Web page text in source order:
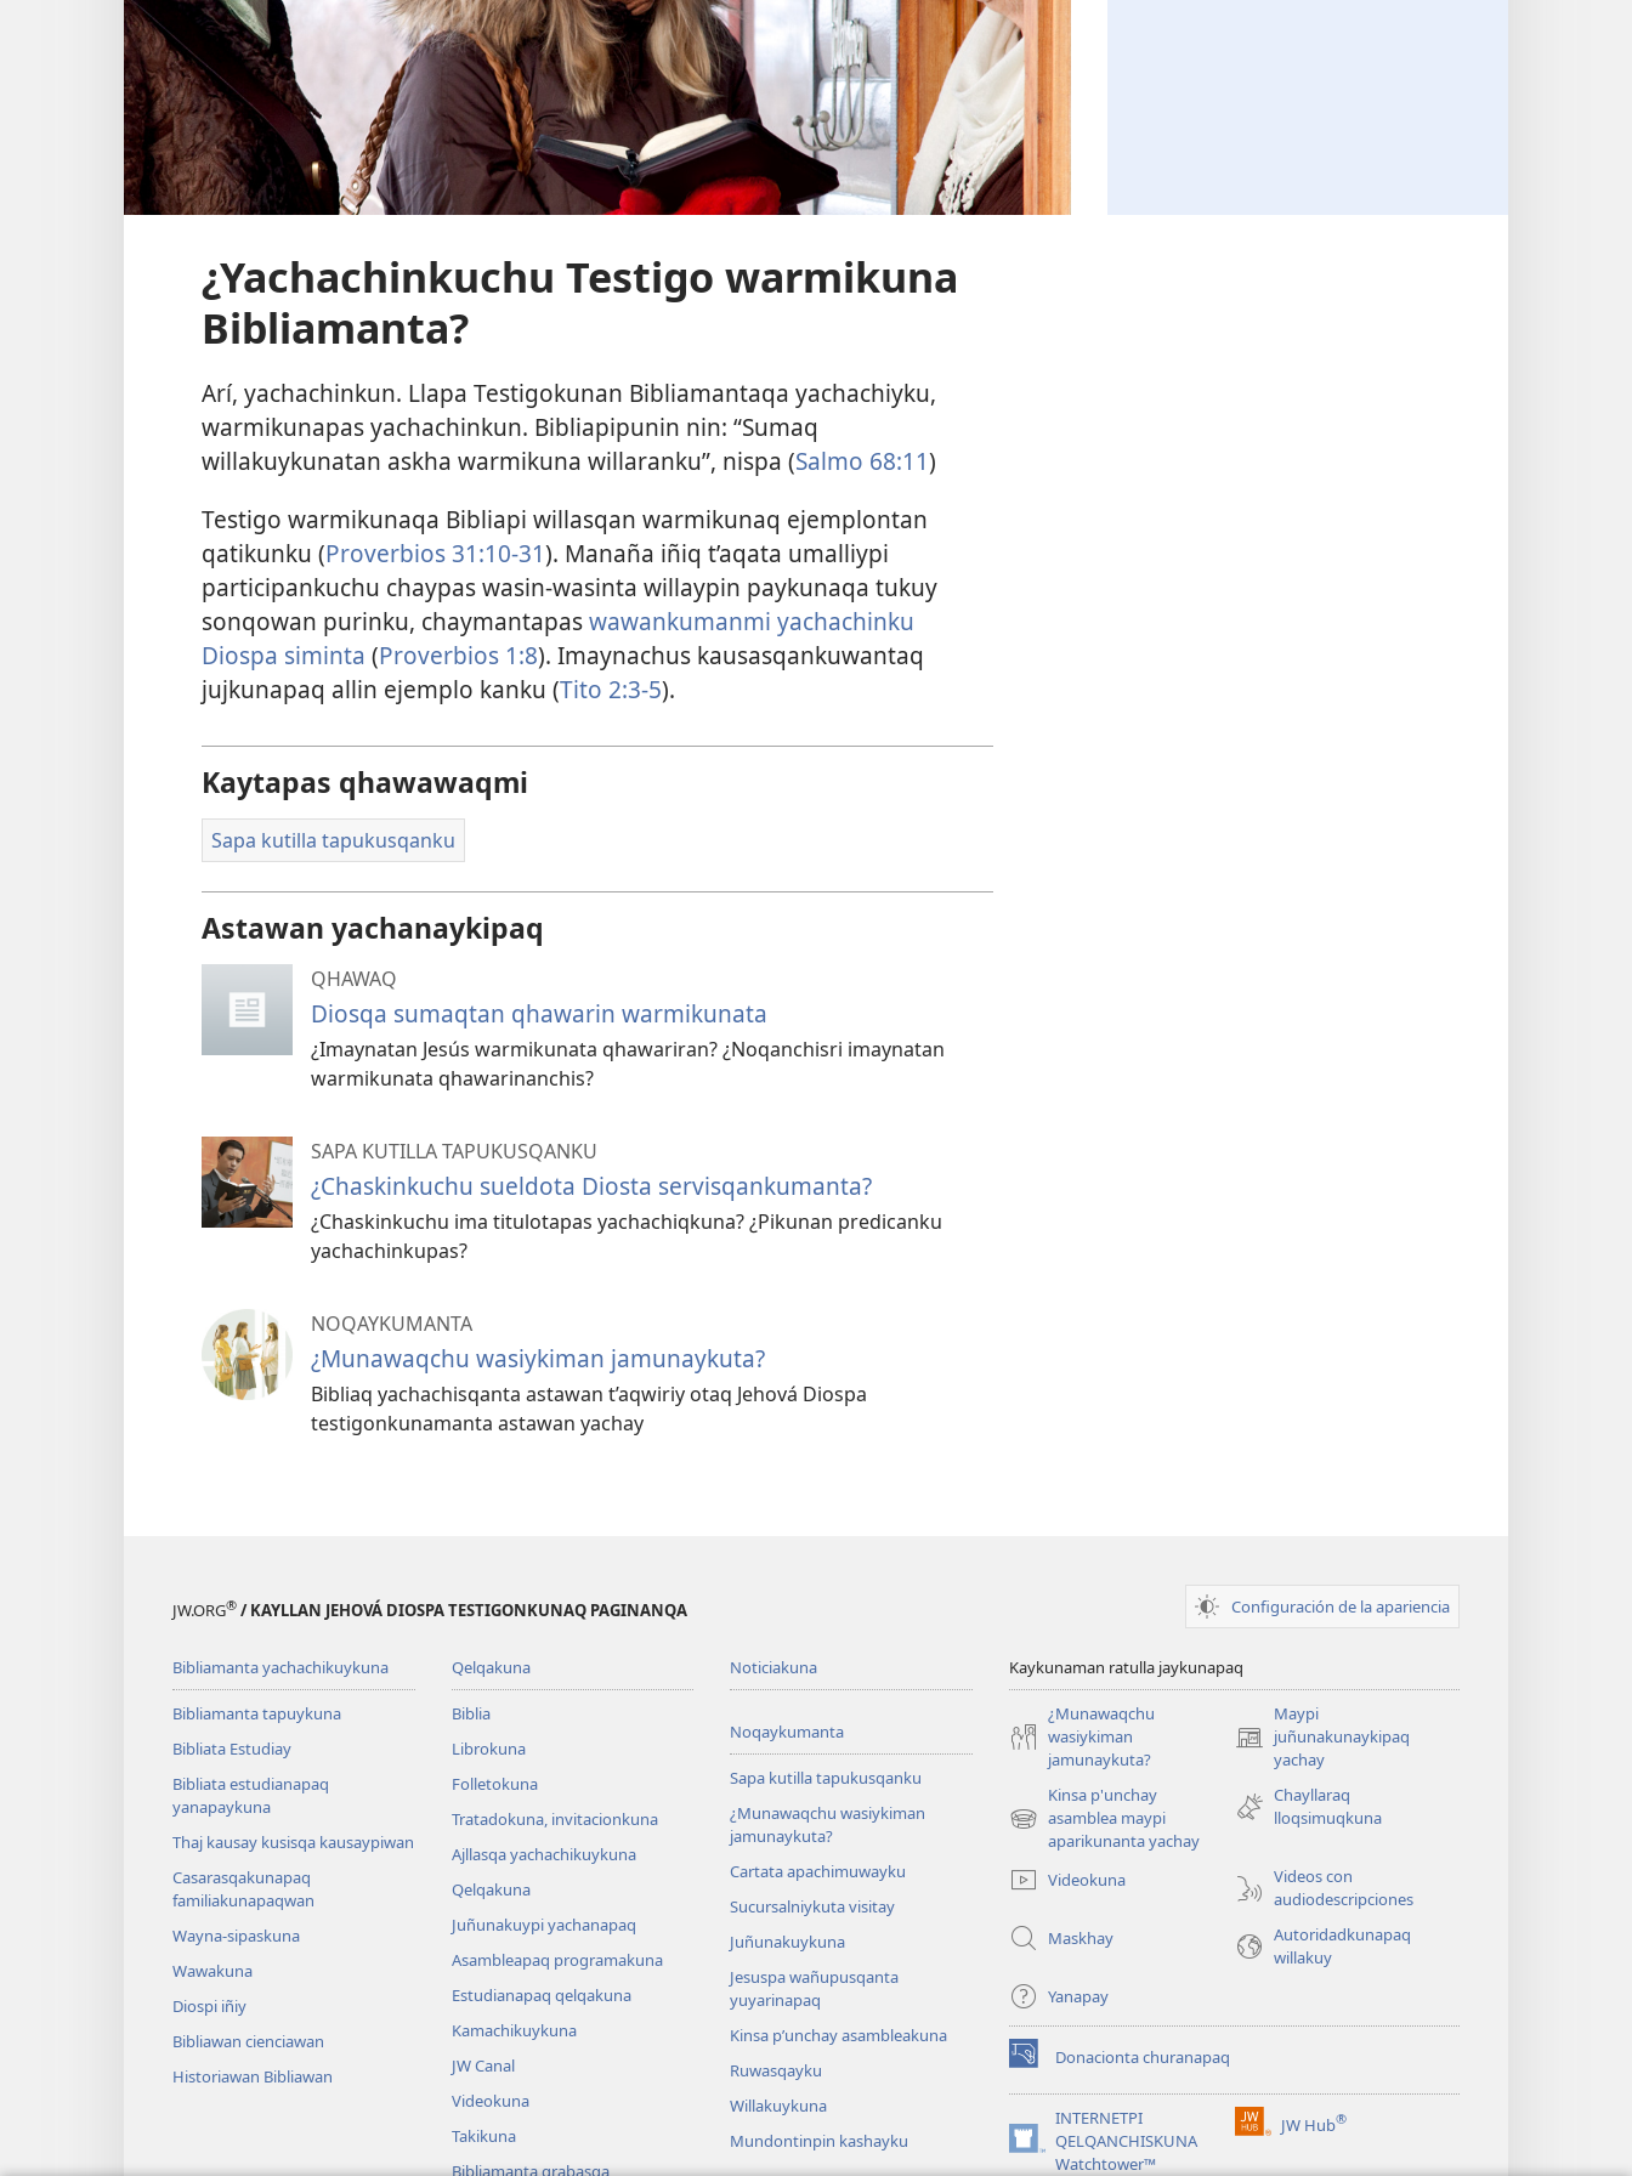
¿Yachachinkuchu Testigo warmikuna
Bibliamanta?
Arí, yachachinkun. Llapa Testigokunan Bibliamantaqa yachachiyku,
warmikunapas yachachinkun. Bibliapipunin nin: “Sumaq
willakuykunatan askha warmikuna willaranku”, nispa (Salmo 68:11)
Testigo warmikunaqa Bibliapi willasqan warmikunaq ejemplontan
qatikunku (Proverbios 31:10-31). Manaña iñiq t’aqata umalliypi
participankuchu chaypas wasin-wasinta willaypin paykunaqa tukuy
sonqowan purinku, chaymantapaswawankumanmi yachachinku
Diospa siminta (Proverbios 1:8). Imaynachus kausasqankuwantaq
jujkunapaq allin ejemplo kanku (Tito 2:3-5).
Kaytapas qhawawaqmi
Sapa kutilla tapukusqanku
Astawan yachanaykipaq
QHAWAQ
Diosqa sumaqtan qhawarin warmikunata
¿Imaynatan Jesús warmikunata qhawariran? ¿Noqanchisri imaynatan
warmikunata qhawarinanchis?
SAPA KUTILLA TAPUKUSQANKU
¿Chaskinkuchu sueldota Diosta servisqankumanta?
¿Chaskinkuchu ima titulotapas yachachiqkuna? ¿Pikunan predicanku
yachachinkupas?
NOQAYKUMANTA
¿Munawaqchu wasiykiman jamunaykuta?
Bibliaq yachachisqanta astawan t’aqwiriy otaq Jehová Diospa
testigonkunamanta astawan yachay
JW.ORG® / KAYLLAN JEHOVÁ DIOSPA TESTIGONKUNAQ PAGINANQA Configuración de la apariencia
Bibliamanta yachachikuykuna
Bibliamanta tapuykuna
Bibliata Estudiay
Bibliata estudianapaq
yanapaykuna
Thaj kausay kusisqa kausaypiwan
Casarasqakunapaq
familiakunapaqwan
Wayna-sipaskuna
Wawakuna
Diospi iñiy
Bibliawan cienciawan
Historiawan Bibliawan
Qelqakuna
Biblia
Librokuna
Folletokuna
Tratadokuna, invitacionkuna
Ajllasqa yachachikuykuna
Qelqakuna
Juñunakuypi yachanapaq
Asambleapaq programakuna
Estudianapaq qelqakuna
Kamachikuykuna
JW Canal
Videokuna
Takikuna
Bibliamanta grabasqa
Noticiakuna
Noqaykumanta
Sapa kutilla tapukusqanku
¿Munawaqchu wasiykiman
jamunaykuta?
Cartata apachimuwayku
Sucursalniykuta visitay
Juñunakuykuna
Jesuspa wañupusqanta
yuyarinapaq
Kinsa p’unchay asambleakuna
Ruwasqayku
Willakuykuna
Mundontinpin kashayku
Kaykunaman ratulla jaykunapaq
¿Munawaqchu
wasiykiman
jamunaykuta?
Maypi
juñunakunaykipaq
yachay
(abre
nueva
ventana)
Kinsa p'unchay
asamblea maypi
aparikunanta yachay
(abre
nueva
Chayllaraq
lloqsimuqkuna
Videokuna
Videos con
audiodescripciones
Maskhay
Autoridadkunapaq
willakuy
Yanapay
Donacionta churanapaq
(abre
una
ventana)
INTERNETPI
QELQANCHISKUNA
Watchtower™
(abre
JW Hub®
(abre